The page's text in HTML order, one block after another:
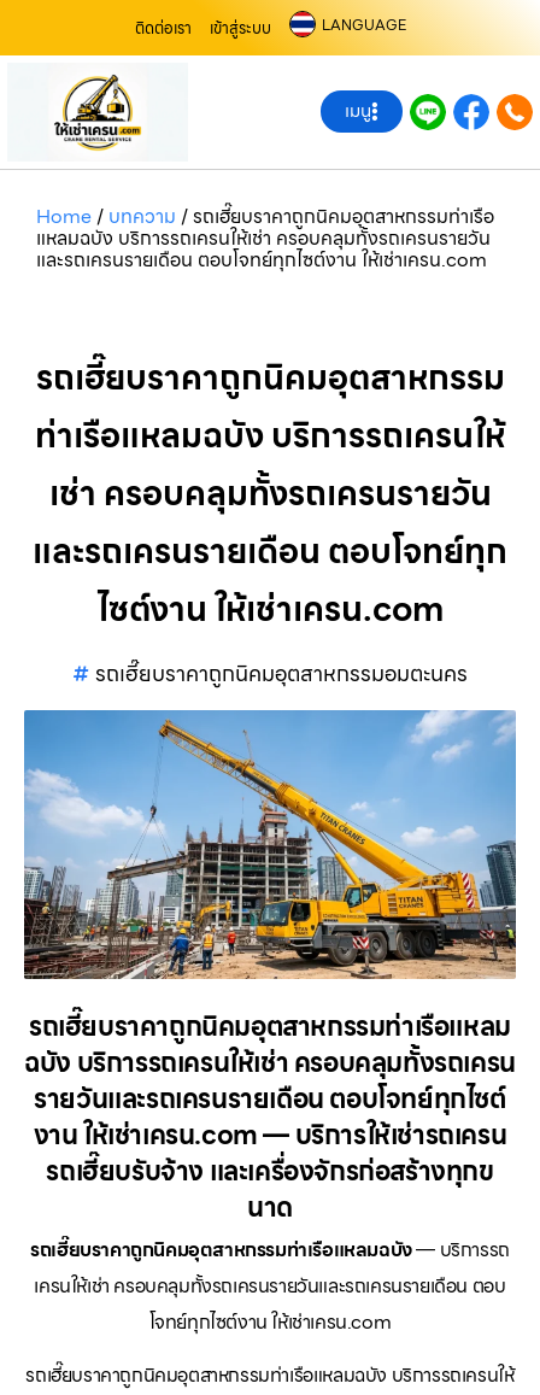
ติดต่อเรา เข้าสู่ระบบ LANGUAGE
เมนู
Home/ บทความ /รถเฮี๊ยบราคาถูกนิคมอุตสาหกรรมท่าเรือ
แหลมฉบัง บริการรถเครนให้เช่า ครอบคลุมทั้งรถเครนรายวัน
และรถเครนรายเดือน ตอบโจทย์ทุกไซต์งาน ให้เช่าเครน.com
รถเฮี๊ยบราคาถูกนิคมอุตสาหกรรม
ท่าเรือแหลมฉบัง บริการรถเครนให้
เช่า ครอบคลุมทั้งรถเครนรายวัน
และรถเครนรายเดือน ตอบโจทย์ทุก
ไซต์งาน ให้เช่าเครน.com
รถเฮี๊ยบราคาถูกนิคมอุตสาหกรรมอมตะนคร
รถเฮี๊ยบราคาถูกนิคมอุตสาหกรรมท่าเรือแหลม
ฉบัง บริการรถเครนให้เช่า ครอบคลุมทั้งรถเครน
รายวันและรถเครนรายเดือน ตอบโจทย์ทุกไซต์
งาน ให้เช่าเครน.com — บริการให้เช่ารถเครน
รถเฮี๊ยบรับจ้าง และเครื่องจักรก่อสร้างทุกข
นาด
รถเฮี๊ยบราคาถูกนิคมอุตสาหกรรมท่าเรือแหลมฉบัง— บริการรถ
เครนให้เช่า ครอบคลุมทั้งรถเครนรายวันและรถเครนรายเดือน ตอบ
โจทย์ทุกไซต์งาน ให้เช่าเครน.com
รถเฮี๊ยบราคาถูกนิคมอุตสาหกรรมท่าเรือแหลมฉบัง บริการรถเครนให้